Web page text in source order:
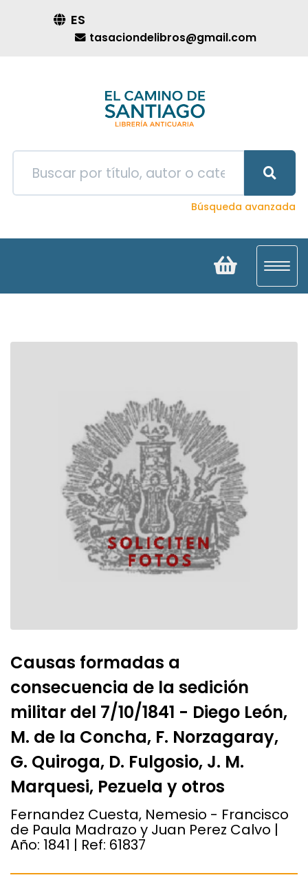
ES
tasaciondelibros@gmail.com
Búsqueda avanzada
Causas formadas a
consecuencia de la sedición
militar del 7/10/1841 - Diego León,
M. de la Concha, F. Norzagaray,
G. Quiroga, D. Fulgosio, J. M.
Marquesi, Pezuela y otros
Fernandez Cuesta, Nemesio - Francisco
de Paula Madrazo y Juan Perez Calvo |
Año: 1841 | Ref: 61837